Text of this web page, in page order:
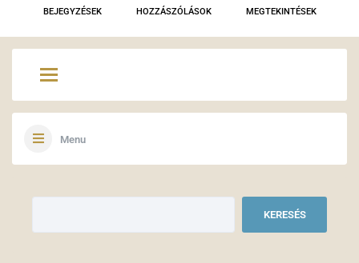
BEJEGYZÉSEK HOZZÁSZÓLÁSOK MEGTEKINTÉSEK
Menu